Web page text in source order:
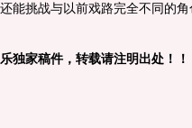
能挑战与以前戏路完全不同的角
独家稿件，转载请注明出处！！